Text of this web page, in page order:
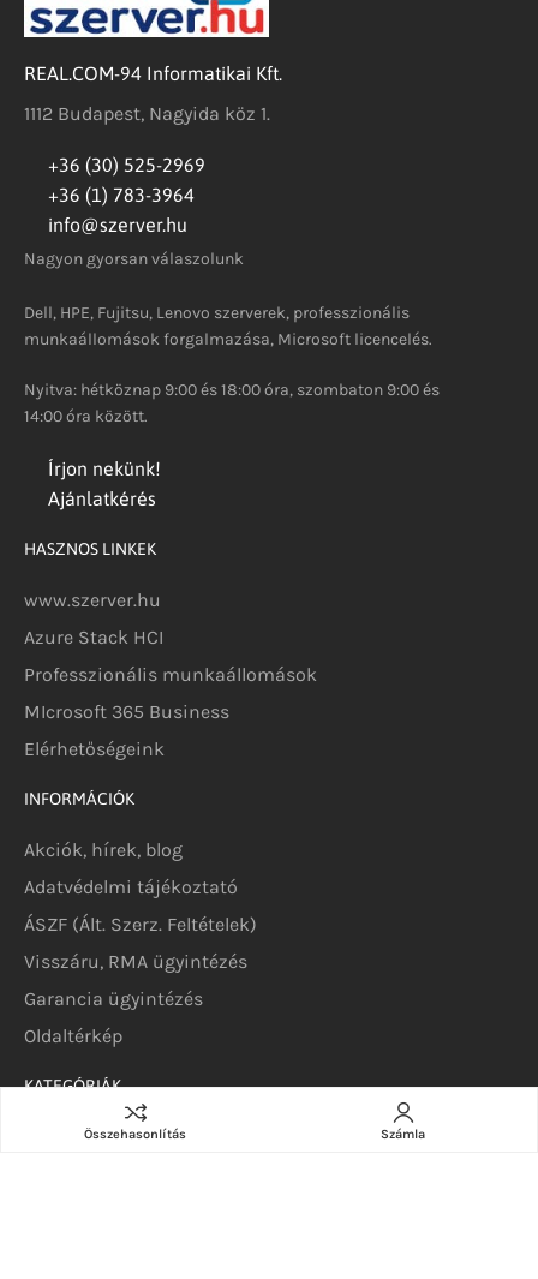
REAL.COM-94 Informatikai Kft.
1112 Budapest, Nagyida köz 1.
+36 (30) 525-2969
+36 (1) 783-3964
info@szerver.hu
Nagyon gyorsan válaszolunk
Dell, HPE, Fujitsu, Lenovo szerverek, professzionális
munkaállomások forgalmazása, Microsoft licencelés.
Nyitva: hétköznap 9:00 és 18:00 óra, szombaton 9:00 és
14:00 óra között.
Írjon nekünk!
Ajánlatkérés
HASZNOS LINKEK
www.szerver.hu
Azure Stack HCI
Professzionális munkaállomások
MIcrosoft 365 Business
Elérhetőségeink
INFORMÁCIÓK
Akciók, hírek, blog
Adatvédelmi tájékoztató
ÁSZF (Ált. Szerz. Feltételek)
Visszáru, RMA ügyintézés
Garancia ügyintézés
Oldaltérkép
KATEGÓRIÁK
SzerverekÖsszehasonlítás Számla